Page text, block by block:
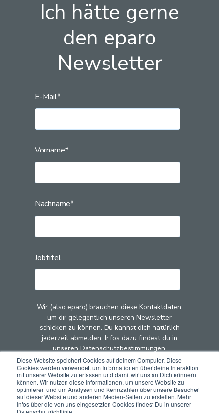
Diese Website speichert Cookies auf deinem Computer. Diese
Cookies werden verwendet, um Informationen über deine Interaktion
mit unserer Website zu erfassen und damit wir uns an Dich erinnern
können. Wir nutzen diese Informationen, um unsere Website zu
optimieren und um Analysen und Kennzahlen über unsere Besucher
auf dieser Website und anderen Medien-Seiten zu erstellen. Mehr
Infos über die von uns eingesetzten Cookies findest Du in unserer
Datenschutzrichtlinie.
Ich hätte gerne
den eparo
Newsletter
E-Mail*
Vorname*
Nachname*
Jobtitel
Wir (also eparo) brauchen diese Kontaktdaten,
um dir gelegentlich unseren Newsletter
schicken zu können. Du kannst dich natürlich
jederzeit abmelden. Infos dazu findest du in
unseren Datenschutzbestimmungen.
Mit dem Klick auf "Abschicken" stimmst du zu,
dass wir (also eparo) deine Kontaktdaten zu
diesem Zweck speichern und verarbeiten.